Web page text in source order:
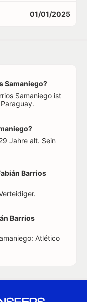
01/01/2025
Samaniego?
Samaniego ist
Jahre alt. Sein
Barrios
Barrios
Atlético